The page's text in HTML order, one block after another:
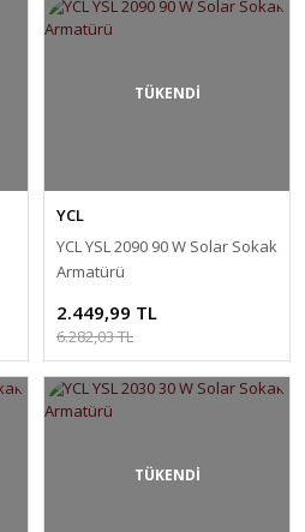
TÜKENDİ
YCL
YCL YSL 2090 90 W Solar Sokak
Armatürü
2.449,99 TL
6.282,03 TL
TÜKENDİ